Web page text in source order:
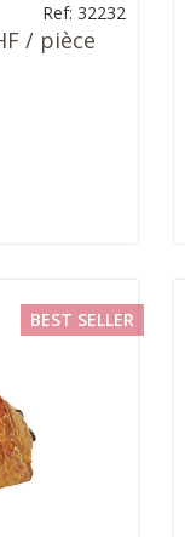
Ref: 32232
/ pièce
BEST SELLER